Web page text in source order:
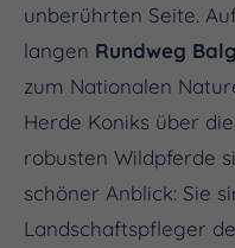
unberührten Seite.
langen Rundweg
zum Nationalen
Herde Koniks über
robusten Wildpferde
schöner Anblick: Sie
Landschaftspfleger